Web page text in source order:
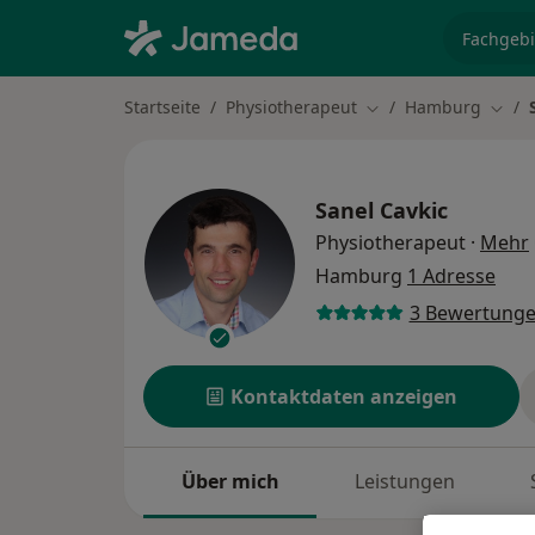
Startseite Physiotherapeut Stadt ändern
Hamburg
Sanel Cavkic
Physiotherapeut · Mehr
Hamburg 1 Adresse
3
Kontaktdaten anzeigen
Über mich Leistungen